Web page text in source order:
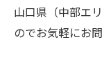
山口県（中部エ
のでお気軽にお